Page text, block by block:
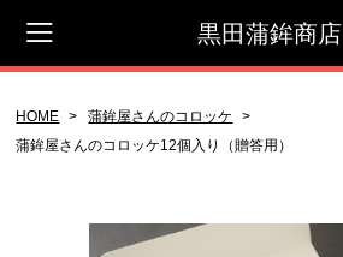
黒田蒲鉾商店
セット商品
HOME
蒲鉾屋さんのコロッケ
蒲鉾屋さんのコロッケ12個入り（贈答用）